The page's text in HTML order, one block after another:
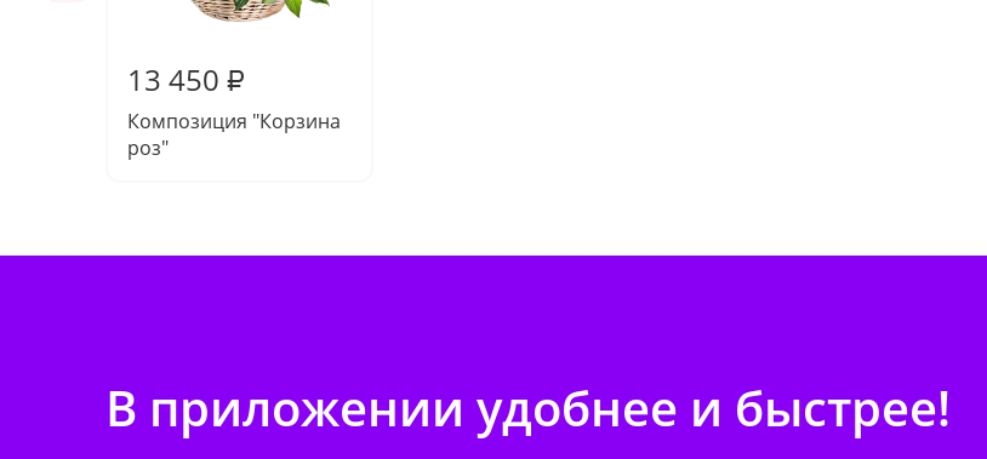
13 450 ₽
Композиция "Корзина
роз"
В приложении удобнее и быстрее!